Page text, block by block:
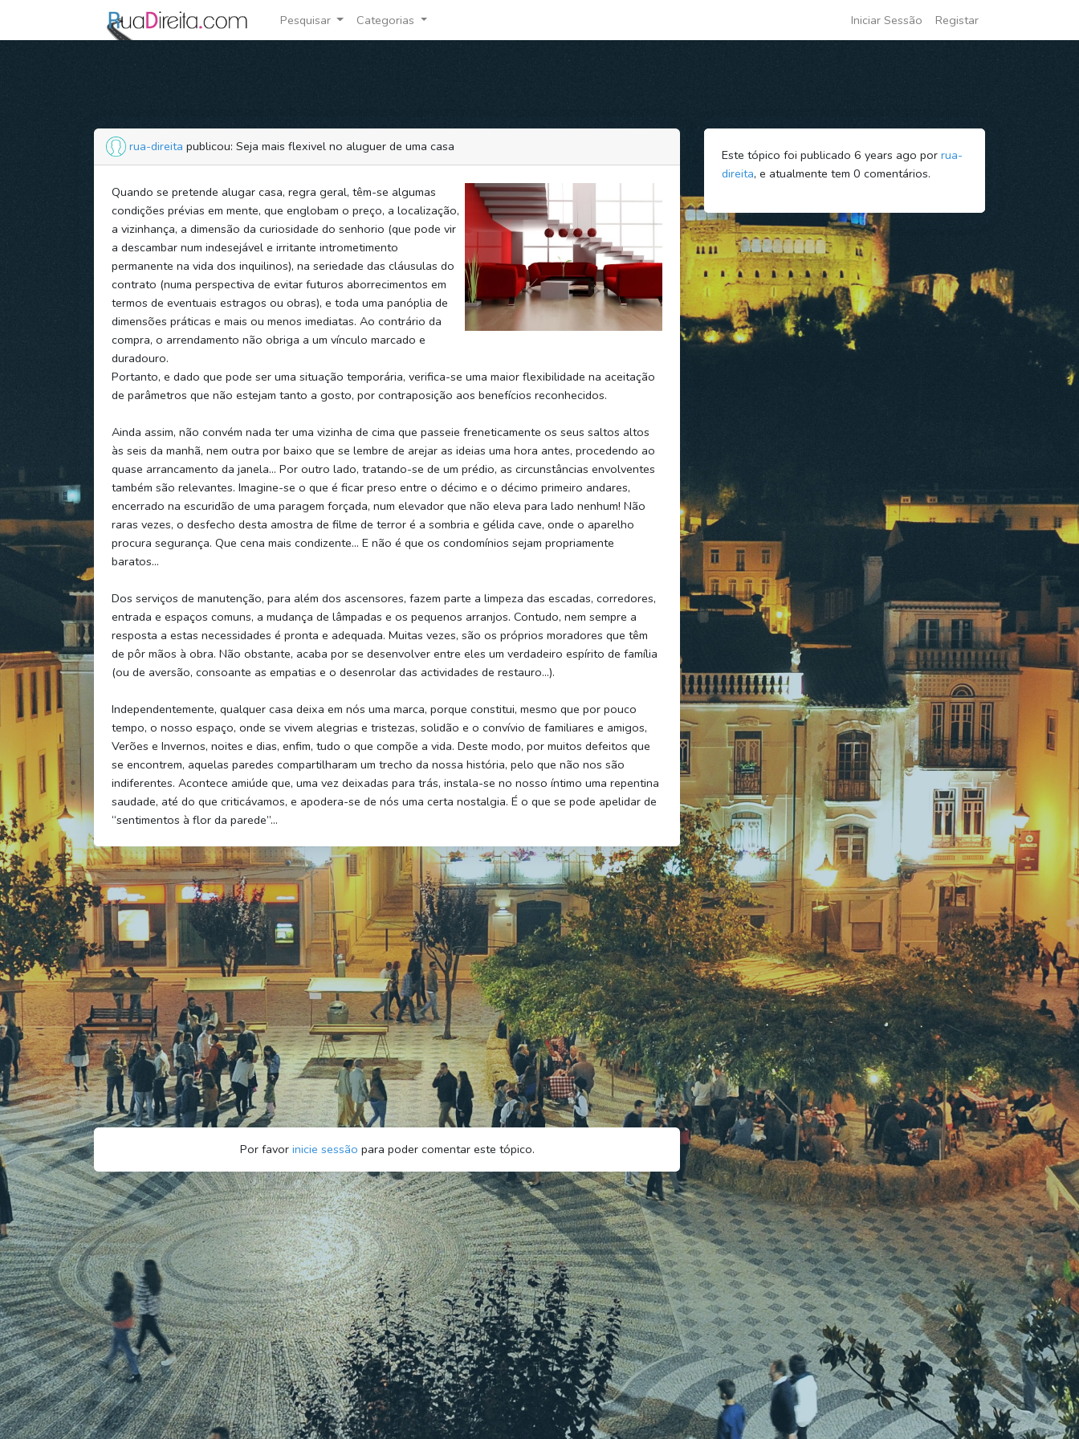
Pesquisar Categorias Iniciar Sessão Registar
rua-direita publicou: Seja mais flexivel no aluguer de uma casa
Quando se pretende alugar casa, regra geral, têm-se algumas
condições prévias em mente, que englobam o preço, a localização,
a vizinhança, a dimensão da curiosidade do senhorio (que pode vir
a descambar num indesejável e irritante intrometimento
permanente na vida dos inquilinos), na seriedade das cláusulas do
contrato (numa perspectiva de evitar futuros aborrecimentos em
termos de eventuais estragos ou obras), e toda uma panóplia de
dimensões práticas e mais ou menos imediatas. Ao contrário da
compra, o arrendamento não obriga a um vínculo marcado e
duradouro.
Portanto, e dado que pode ser uma situação temporária, verifica-se uma maior flexibilidade na aceitação
de parâmetros que não estejam tanto a gosto, por contraposição aos benefícios reconhecidos.
Ainda assim, não convém nada ter uma vizinha de cima que passeie freneticamente os seus saltos altos
às seis da manhã, nem outra por baixo que se lembre de arejar as ideias uma hora antes, procedendo ao
quase arrancamento da janela… Por outro lado, tratando-se de um prédio, as circunstâncias envolventes
também são relevantes. Imagine-se o que é ficar preso entre o décimo e o décimo primeiro andares,
encerrado na escuridão de uma paragem forçada, num elevador que não eleva para lado nenhum! Não
raras vezes, o desfecho desta amostra de filme de terror é a sombria e gélida cave, onde o aparelho
procura segurança. Que cena mais condizente… E não é que os condomínios sejam propriamente
baratos…
Dos serviços de manutenção, para além dos ascensores, fazem parte a limpeza das escadas, corredores,
entrada e espaços comuns, a mudança de lâmpadas e os pequenos arranjos. Contudo, nem sempre a
resposta a estas necessidades é pronta e adequada. Muitas vezes, são os próprios moradores que têm
de pôr mãos à obra. Não obstante, acaba por se desenvolver entre eles um verdadeiro espírito de família
(ou de aversão, consoante as empatias e o desenrolar das actividades de restauro…).
Independentemente, qualquer casa deixa em nós uma marca, porque constitui, mesmo que por pouco
tempo, o nosso espaço, onde se vivem alegrias e tristezas, solidão e o convívio de familiares e amigos,
Verões e Invernos, noites e dias, enfim, tudo o que compõe a vida. Deste modo, por muitos defeitos que
se encontrem, aquelas paredes compartilharam um trecho da nossa história, pelo que não nos são
indiferentes. Acontece amiúde que, uma vez deixadas para trás, instala-se no nosso íntimo uma repentina
saudade, até do que criticávamos, e apodera-se de nós uma certa nostalgia. É o que se pode apelidar de
“sentimentos à flor da parede”…
Por favor inicie sessão para poder comentar este tópico.
Este tópico foi publicado 6 years ago por rua-
direita, e atualmente tem 0 comentários.